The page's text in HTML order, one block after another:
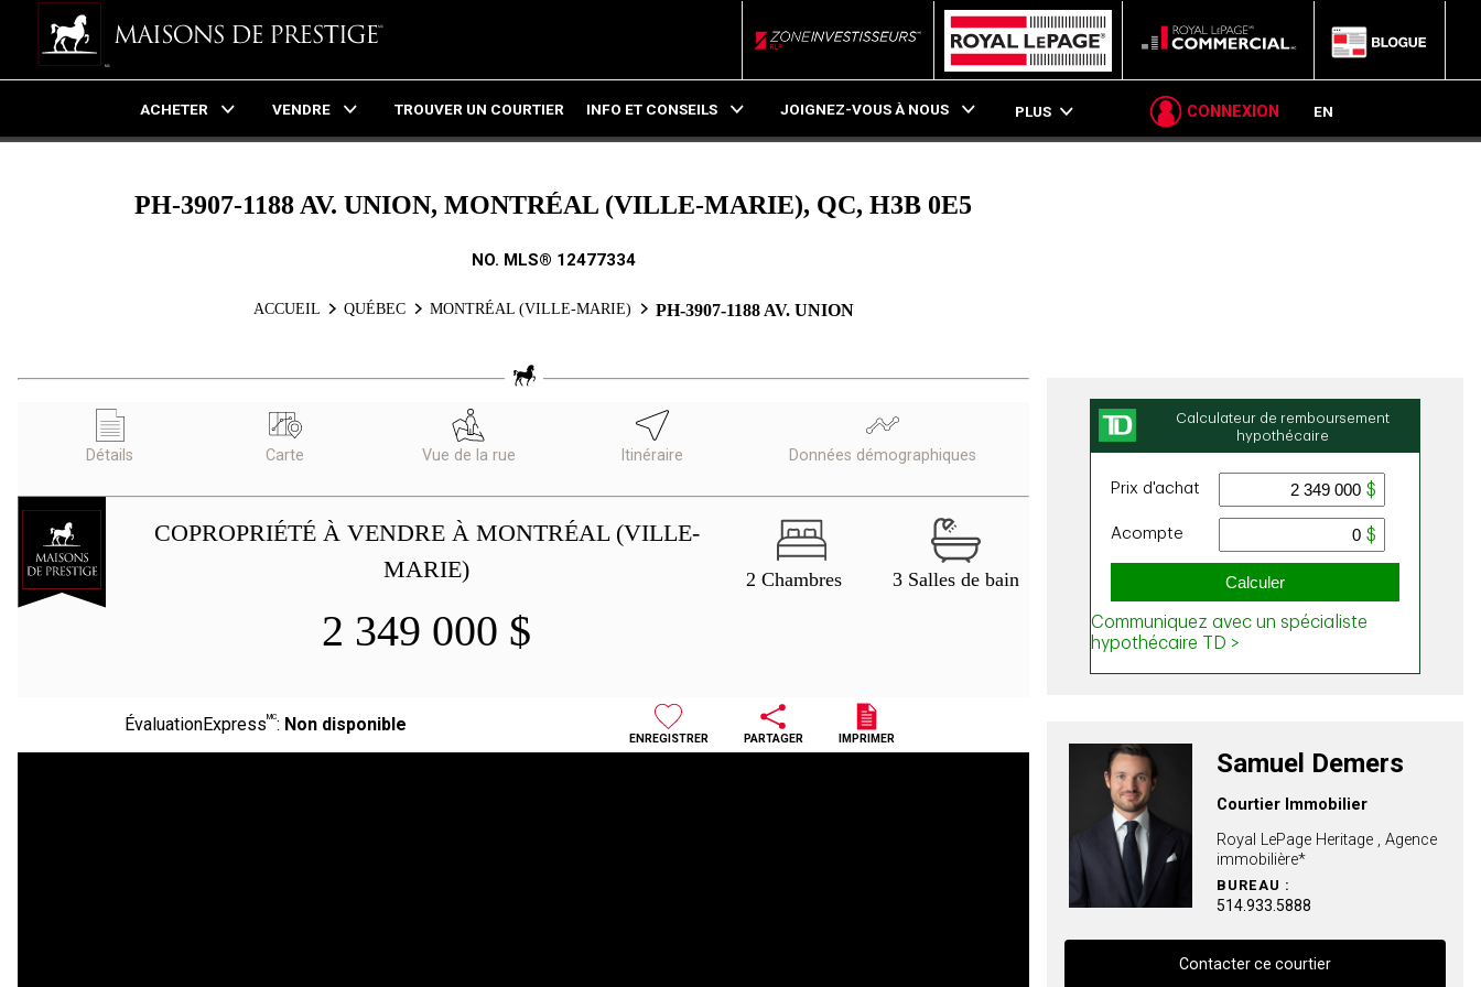
ZoneInvestisseurs RLP
ACHETER VENDRE TROUVER UN COURTIER INFO ET CONSEILS JOIGNEZ-VOUS À NOUS PLUS CONNEXION EN
PH-3907-1188 AV. UNION, MONTRÉAL (VILLE-MARIE), QC, H3B 0E5
NO. MLS® 12477334
ACCUEIL QUÉBEC MONTRÉAL (VILLE-MARIE) PH-3907-1188 AV. UNION
Détails Carte Vue de la rue Itinéraire Données démographiques
COPROPRIÉTÉ À VENDRE À MONTRÉAL (VILLE-
MARIE)
2 349 000 $
2 Chambres 3 Salles de bain
ÉvaluationExpressMC: Non disponible
ENREGISTRER PARTAGER IMPRIMER
Samuel Demers
Courtier Immobilier
Royal LePage Heritage , Agence
immobilière*
BUREAU :
514.933.5888
Contacter ce courtier